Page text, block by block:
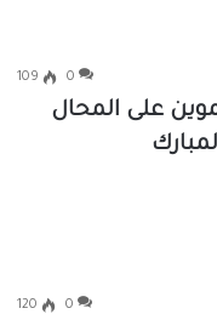
0
109
على المحال
0
120